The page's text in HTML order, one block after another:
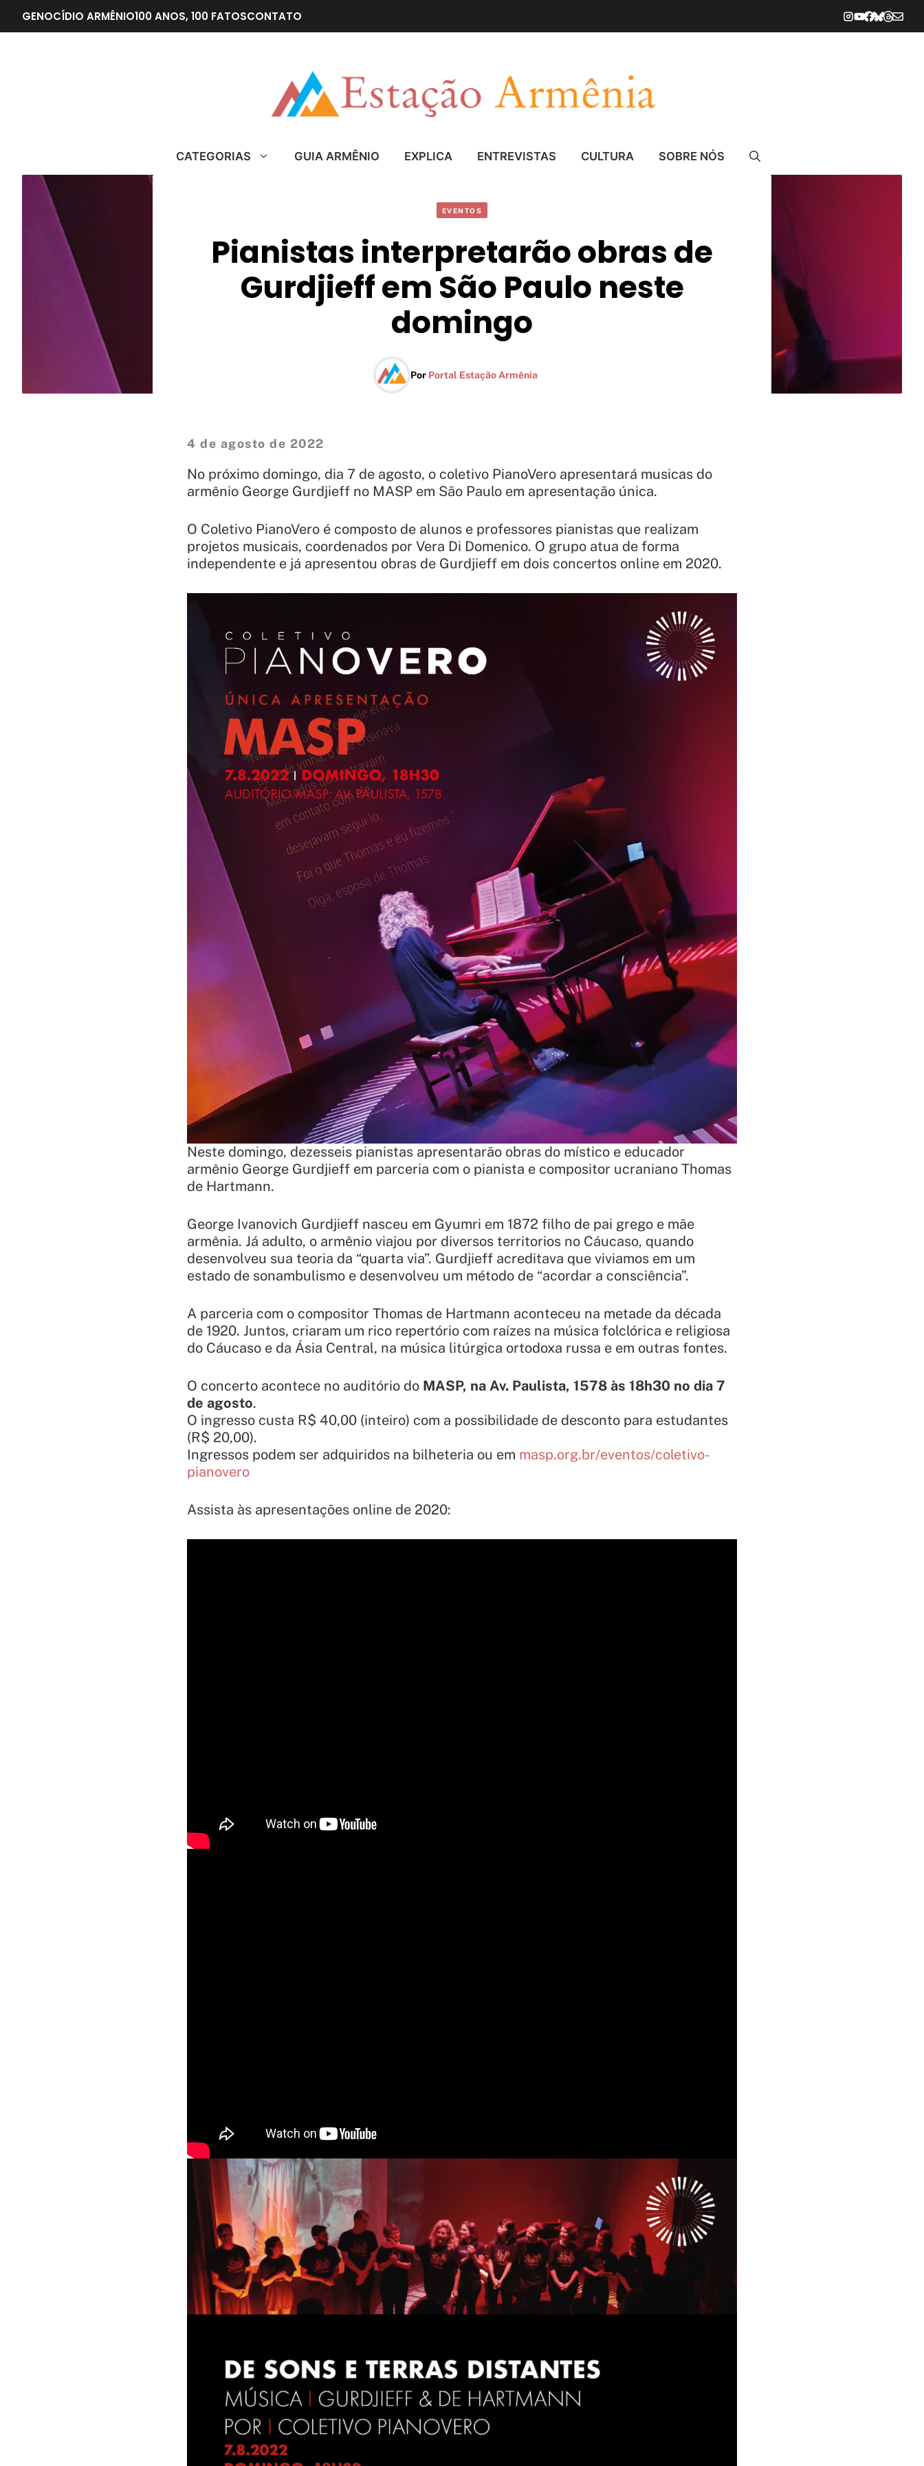
para
GENOCÍDIO ARMÊNIO100 ANOS, 100 FATOSCONTATO
CATEGORIAS GUIA ARMÊNIO EXPLICA ENTREVISTAS CULTURA SOBRE NÓS
EVENTOS
Pianistas interpretarão obras de
Gurdjieff em São Paulo neste
domingo
Por Portal Estação Armênia
4 de agosto de 2022
No próximo domingo, dia 7 de agosto, o coletivo PianoVero apresentará musicas do
armênio George Gurdjieff no MASP em São Paulo em apresentação única.
O Coletivo PianoVero é composto de alunos e professores pianistas que realizam
projetos musicais, coordenados por Vera Di Domenico. O grupo atua de forma
independente e já apresentou obras de Gurdjieff em dois concertos online em 2020.
Neste domingo, dezesseis pianistas apresentarão obras do místico e educador
armênio George Gurdjieff em parceria com o pianista e compositor ucraniano Thomas
de Hartmann.
George Ivanovich Gurdjieff nasceu em Gyumri em 1872 filho de pai grego e mãe
armênia. Já adulto, o armênio viajou por diversos territorios no Cáucaso, quando
desenvolveu sua teoria da “quarta via”. Gurdjieff acreditava que viviamos em um
estado de sonambulismo e desenvolveu um método de “acordar a consciência”.
A parceria com o compositor Thomas de Hartmann aconteceu na metade da década
de 1920. Juntos, criaram um rico repertório com raízes na música folclórica e religiosa
do Cáucaso e da Ásia Central, na música litúrgica ortodoxa russa e em outras fontes.
O concerto acontece no auditório do MASP, na Av. Paulista, 1578 às 18h30 no dia 7
de agosto.
O ingresso custa R$ 40,00 (inteiro) com a possibilidade de desconto para estudantes
(R$ 20,00).
Ingressos podem ser adquiridos na bilheteria ou em masp.org.br/eventos/coletivo-
pianovero
Assista às apresentações online de 2020: